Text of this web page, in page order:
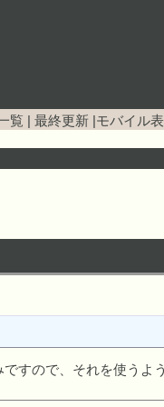
覧 最終更新 モバイル
すので、それを使うよ